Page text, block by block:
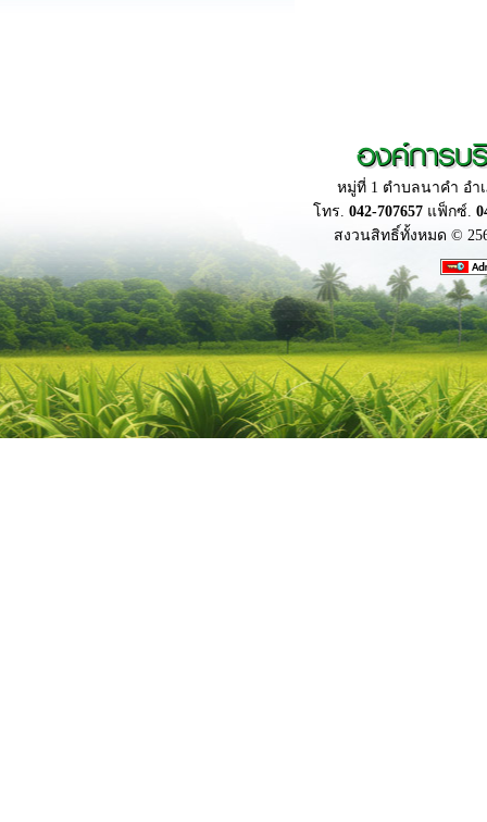
องค์การบ
หมู่ที่ 1 ตำบลนาคำ อำ
โทร. 042-707657 แฟ็กซ์.
สงวนสิทธิ์ทั้งหมด ©